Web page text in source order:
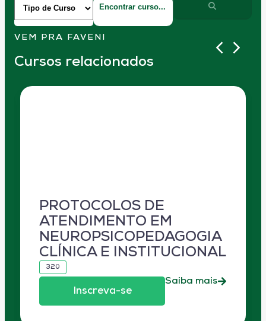
VEM PRA FAVENI
Cursos relacionados
PROTOCOLOS DE
ATENDIMENTO EM
NEUROPSICOPEDAGOGIA
CLÍNICA E INSTITUCIONAL
320
Inscreva-se
Saiba mais